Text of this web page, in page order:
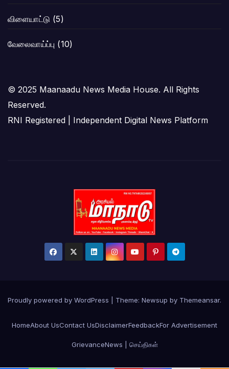
விளையாட்டு (5)
வேலைவாய்ப்பு (10)
© 2025 Maanaadu News Media House. All Rights
Reserved.
RNI Registered | Independent Digital News Platform
Proudly powered by WordPress Theme: Newsup by Themeansar.
HomeAbout UsContact UsDisclaimerFeedbackFor Advertisement
GrievanceNews | செய்திகள்